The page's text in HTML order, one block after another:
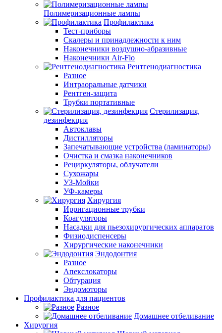
Полимеризационные лампы
Профилактика
Тест-приборы
Скалеры и принадлежности к ним
Наконечники воздушно-абразивные
Наконечники Air-Flo
Рентгенодиагностика
Разное
Интраоральные датчики
Рентген-защита
Трубки портативные
Стерилизация,
дезинфекция
Автоклавы
Дистилляторы
Запечатывающие устройства (ламинаторы)
Очистка и смазка наконечников
Рециркуляторы, облучатели
Сухожары
УЗ-Мойки
УФ-камеры
Хирургия
Ирригационные трубки
Коагуляторы
Насадки для пьезохирургических аппаратов
Физиодиспенсеры
Хирургические наконечники
Эндодонтия
Разное
Апекслокаторы
Обтурация
Эндомоторы
Профилактика для пациентов
Разное
Домашнее отбеливание
Хирургия